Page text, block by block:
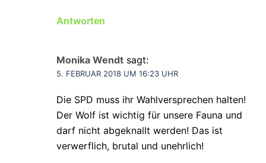
Antworten
Monika Wendt sagt:
5. FEBRUAR 2018 UM 16:23 UHR
Die SPD muss ihr Wahlversprechen halten!
Der Wolf ist wichtig für unsere Fauna und
darf nicht abgeknallt werden! Das ist
verwerflich, brutal und unehrlich!